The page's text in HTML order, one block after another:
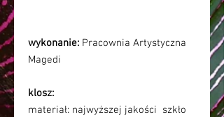
wykonanie: Pracownia Artystyczna
Magedi
klosz:
materiał: najwyższej jakości szkło